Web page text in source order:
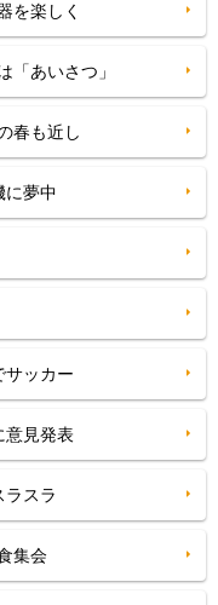
を楽しく
「あいさつ」
春も近し
に夢中
サッカー
意見発表
ラスラ
集会